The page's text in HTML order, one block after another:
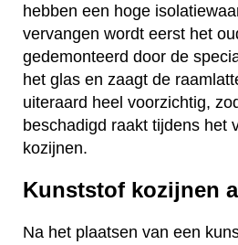
hebben een hoge
vervangen wordt eerst het
gedemonteerd door de
het glas en zaagt de
uiteraard heel voorzichtig,
beschadigd raakt tijdens het
kozijnen.
Kunststof kozijnen
Na het plaatsen van een